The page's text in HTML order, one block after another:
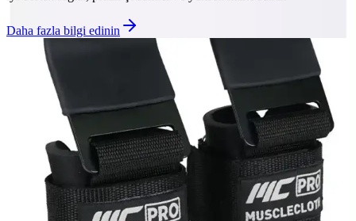
Daha fazla bilgi edinin